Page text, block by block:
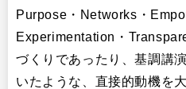
Purpose・Networks・
Experimentation・
づくりであったり、基調講
いたような、直接的動機を